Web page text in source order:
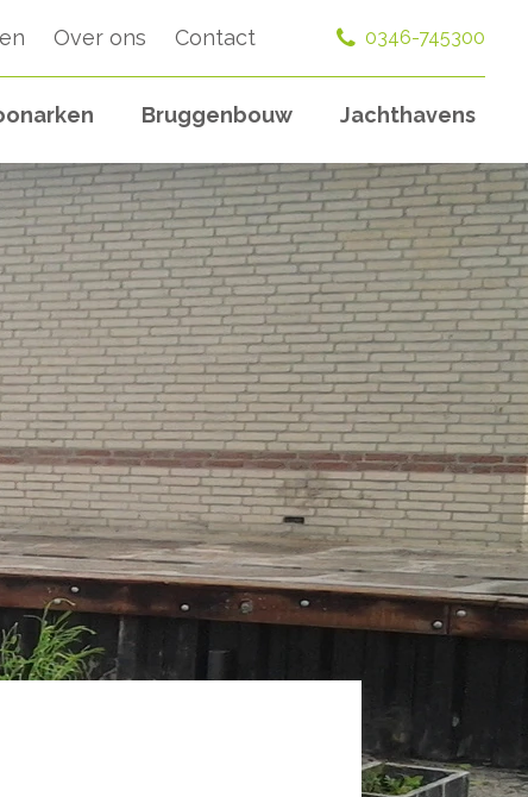
Over ons Contact 0346-745300
Bruggenbouw Jachthavens